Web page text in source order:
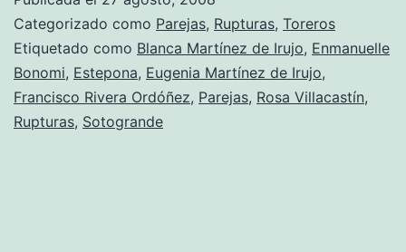
Fran
Rivera
y
Blanca
Categorizado como Parejas, Rupturas, Toreros
Etiquetado como Blanca Martínez de Irujo, Enmanuelle
Bonomi, Estepona, Eugenia Martínez de Irujo,
Francisco Rivera Ordóñez, Parejas, Rosa Villacastín,
Rupturas, Sotogrande